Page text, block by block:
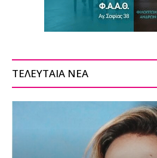
ΤΕΛΕΥΤΑΙΑ ΝΕΑ